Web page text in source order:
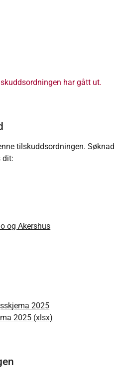
har gått ut.
tilskuddsordningen. Søknad
dit:
og Akershus
2025
2025 (xlsx)